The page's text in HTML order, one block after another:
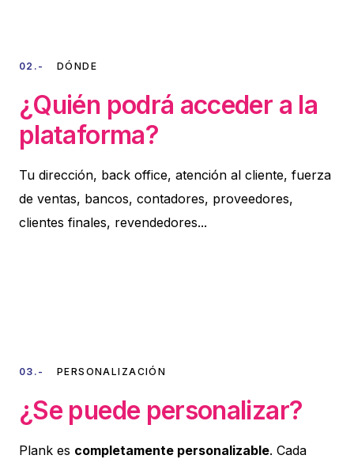
02.- DÓNDE
¿Quién podrá acceder a la
plataforma?
Tu dirección, back office, atención al cliente, fuerza
de ventas, bancos, contadores, proveedores,
clientes finales, revendedores...
03.- PERSONALIZACIÓN
¿Se puede personalizar?
Plank es completamente personalizable. Cada